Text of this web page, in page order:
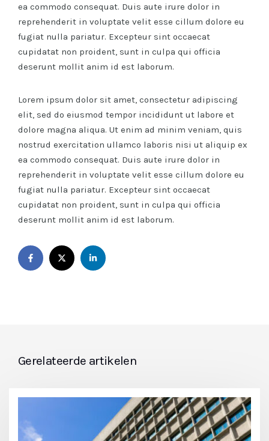
ea commodo consequat. Duis aute irure dolor in
reprehenderit in voluptate velit esse cillum dolore eu
fugiat nulla pariatur. Excepteur sint occaecat
cupidatat non proident, sunt in culpa qui officia
deserunt mollit anim id est laborum.
Lorem ipsum dolor sit amet, consectetur adipiscing
elit, sed do eiusmod tempor incididunt ut labore et
dolore magna aliqua. Ut enim ad minim veniam, quis
nostrud exercitation ullamco laboris nisi ut aliquip ex
ea commodo consequat. Duis aute irure dolor in
reprehenderit in voluptate velit esse cillum dolore eu
fugiat nulla pariatur. Excepteur sint occaecat
cupidatat non proident, sunt in culpa qui officia
deserunt mollit anim id est laborum.
Gerelateerde artikelen